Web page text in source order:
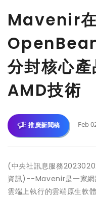
Mavenir
分封核心
AMD技術
推廣新聞稿 Feb
(中央社訊息服務
資訊)--Mavenir是一家網
雲端上執行的雲端原生軟